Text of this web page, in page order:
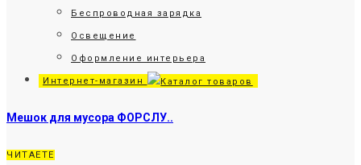
Беспроводная зарядка
Освещение
Оформление интерьера
Интернет-магазин
Мешок для мусора ФОРСЛУ..
ЧИТАЕТЕ